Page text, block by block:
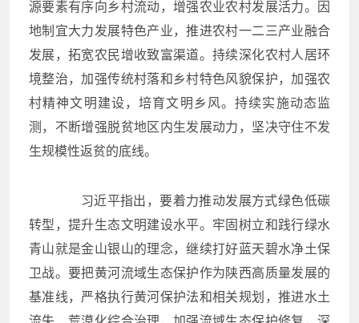
源要素有序向乡村流动，增强农业农村发展活力。因
地制宜大力发展特色产业，推进农村一二三产业融合
发展，拓宽农民增收致富渠道。持续深化农村人居环
境整治，加强传统村落和乡村特色风貌保护，加强农
村精神文明建设，培育文明乡风。持续实施动态监
测，不断增强脱贫地区内生发展动力，坚决守住不发
生规模性返贫的底线。
习近平指出，要着力推动发展方式绿色低碳
转型，提升生态文明建设水平。牢固树立和践行绿水
青山就是金山银山的理念，继续打好蓝天碧水净土保
卫战。要把黄河流域生态保护作为陕西高质量发展的
基准线，严格执行黄河保护法和相关规划，推进水土